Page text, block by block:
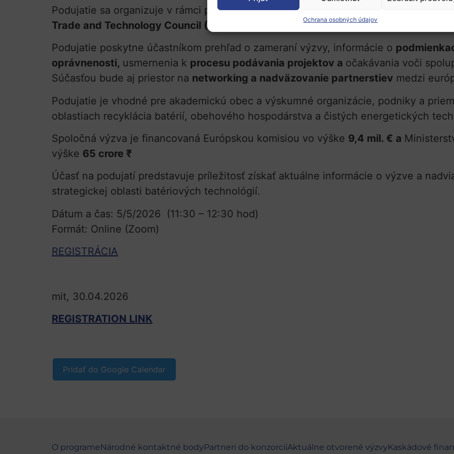
Ochrana osobných údajov
Podujatie sa organizuje v rámci pracovnej skupiny pre zelené a čisté energetické
Trade and Technology Council (TTC)
v spolupráci sEURAXESS India
Podujatie poskytne účastníkom prehľad o zameraní výzvy, informácie o
oprávnenosti, usmernenia k procesu podávania projektov a očakávania voči
Súčasťou bude aj priestor na networking a nadväzovanie partnerstiev medzi
Podujatie je vhodné pre akademickú obec a výskumné organizácie, podniky a
oblastiach recyklácia batérií, obehového hospodárstva a čistých energetických
Spoločná výzva je financovaná Európskou komisiou vo výške 9,4 mil. € a
výške 65 crore ₹
Účasť na podujatí predstavuje príležitosť získať aktuálne informácie o výzve a
strategickej oblasti batériových technológií.
Dátum a čas: 5/5/2026 (11:30 – 12:30 hod)
Formát: Online (Zoom)
REGISTRÁCIA
mit, 30.04.2026
REGISTRATION LINK
Pridať do Google Calendar
O programeNárodné kontaktné bodyPartneri do konzorciíAktuálne otvorené výzvyKaskádové